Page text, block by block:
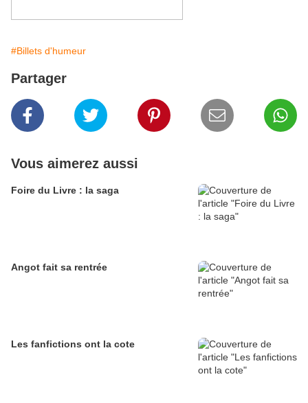
#Billets d'humeur
Partager
Vous aimerez aussi
Foire du Livre : la saga
Angot fait sa rentrée
Les fanfictions ont la cote